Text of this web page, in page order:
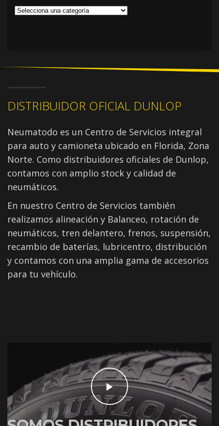
DISTRIBUIDOR OFICIAL DUNLOP
Neumatodo es un Centro de Servicios integral
para auto y camioneta ubicado en Florida, Zona
Norte. Como distribuidores oficiales de Dunlop,
contamos con amplio stock y calidad de
neumáticos.
En nuestro Centro de Servicios también
realizamos alineación y Balanceo, rotación de
neumáticos, tren delantero, frenos, suspensión,
recambio de baterías, lubricentro, distribución
y contamos con una amplia gama de accesorios
para tu vehículo.